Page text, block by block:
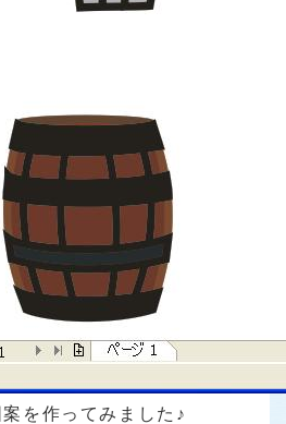
を作ってみました♪